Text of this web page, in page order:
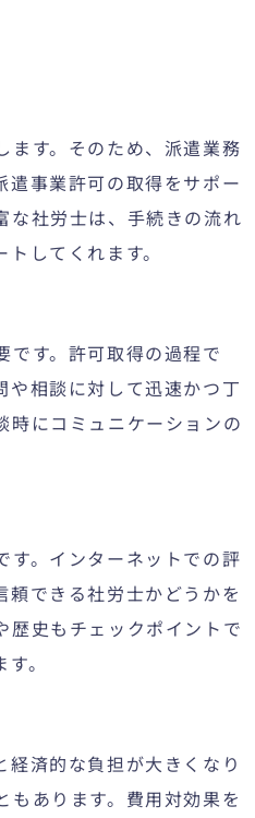
ます。そのため、派遣業務
遣事業許可の取得をサポー
な社労士は、手続きの流れ
してくれます。
です。許可取得の過程で
や相談に対して迅速かつ丁
時にコミュニケーションの
す。インターネットでの評
できる社労士かどうかを
歴史もチェックポイントで
。
済的な負担が大きくなり
もあります。費用対効果を